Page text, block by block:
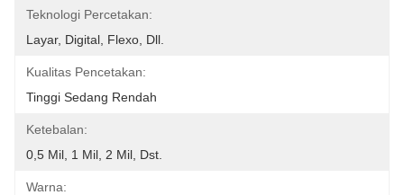
Teknologi Percetakan:
Layar, Digital, Flexo, Dll.
Kualitas Pencetakan:
Tinggi Sedang Rendah
Ketebalan:
0,5 Mil, 1 Mil, 2 Mil, Dst.
Warna: